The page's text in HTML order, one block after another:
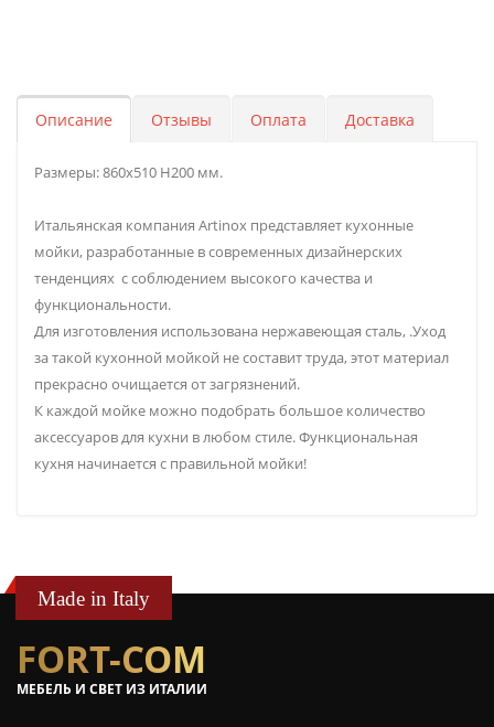
Описание Отзывы Оплата Доставка
Размеры: 860х510 H200 мм.
Итальянская компания Artinox представляет кухонные
мойки, разработанные в современных дизайнерских
тенденциях с соблюдением высокого качества и
функциональности.
Для изготовления использована нержавеющая сталь, .Уход
за такой кухонной мойкой не составит труда, этот материал
прекрасно очищается от загрязнений.
К каждой мойке можно подобрать большое количество
аксессуаров для кухни в любом стиле. Функциональная
кухня начинается с правильной мойки!
Made in Italy
FORT-COM
МЕБЕЛЬ И СВЕТ ИЗ ИТАЛИИ